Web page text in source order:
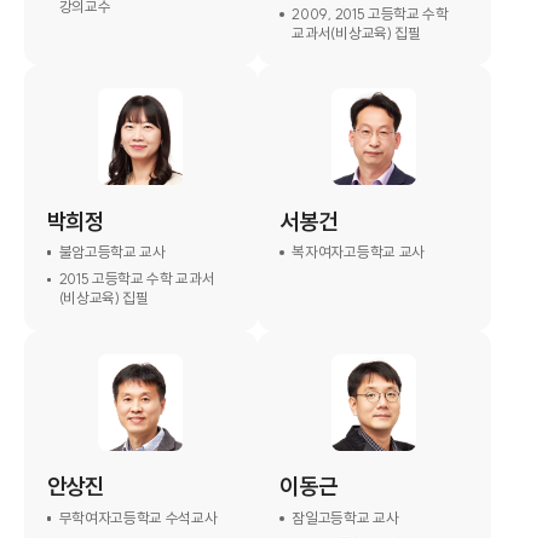
강의교수
2009, 2015 고등학교 수학
교과서(비상교육) 집필
박희정
불암고등학교 교사
2015 고등학교 수학 교과서
(비상교육) 집필
서봉건
복자여자고등학교 교사
안상진
무학여자고등학교 수석교사
이동근
잠일고등학교 교사